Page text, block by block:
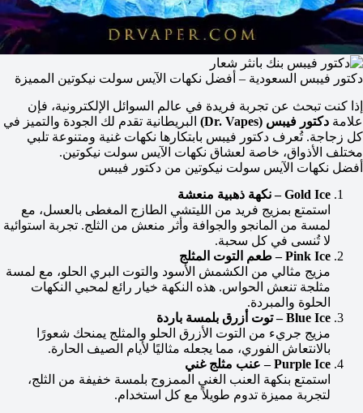
دكتور فيبس السعودية – أفضل نكهات الآيس سولت نيكوتين المميزة
إذا كنت تبحث عن تجربة فريدة في عالم السوائل الإلكترونية، فإن
علامة دكتور فيبس (Dr. Vapes)
البريطانية تقدم لك الجودة والتميز في
كل زجاجة. تُعرف دكتور فيبس بابتكارها نكهات غنية ومتنوعة تلبي
مختلف الأذواق، خاصة لعشاق نكهات الآيس سولت نيكوتين.
أفضل نكهات الآيس سولت نيكوتين من دكتور فيبس
Gold Ice – نكهة ذهبية منعشة
استمتع بمزيج فريد من الليتشي الطازج المغطى بالعسل، مع
لمسة من المانجو والجوافة وأثر منعش من الثلج. تجربة استوائية
لا تُنسى في كل سحبة.
Pink Ice – طعم التوت المثلج
مزيج مثالي من الكشمش الأسود والتوت البري الحلو، مع لمسة
مثلجة تنعش الحواس. هذه النكهة خيار رائع لمحبي النكهات
الحلوة والمبردة.
Blue Ice – توت أزرق بلمسة باردة
مزيج جريء من التوت الأزرق الحلو والمثلج يمنحك شعورًا
بالانتعاش الفوري، مما يجعله مثاليًا لأيام الصيف الحارة.
Purple Ice – عنب مثلج غني
استمتع بنكهة العنب الغني الممزوج بلمسة خفيفة من الثلج،
لتجربة مميزة تدوم طويلاً مع كل استخدام.